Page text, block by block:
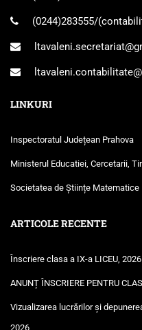
(0244)283555/
LINKURI
Inspectoratul Județean Prahova
Ministerul Educatiei, Cercetarii,
Societatea de Științe Matematice
ARTICOLE RECENTE
Înscriere clasa a IX-a LICEU, 2026
ANUNȚ ÎNSCRIERE PENTRU
Vizualizarea lucrărilor și
2026